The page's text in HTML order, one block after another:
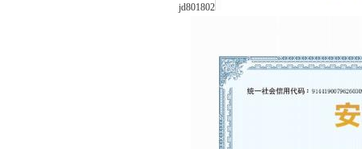
jd801802